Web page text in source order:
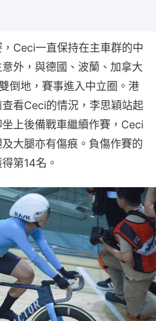
Ceci一直保持在主車群的中
外，與德國、波蘭、加拿大
倒地，賽事進入中立圈。港
看Ceci的情況，李思穎站起
上後備戰車繼續作賽，Ceci
大腿亦有傷痕。負傷作賽的
第14名。